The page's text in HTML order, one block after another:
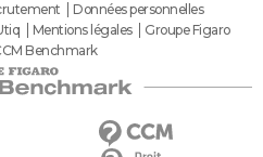
Données personnelles
Mentions légales
Groupe Figaro
Benchmark